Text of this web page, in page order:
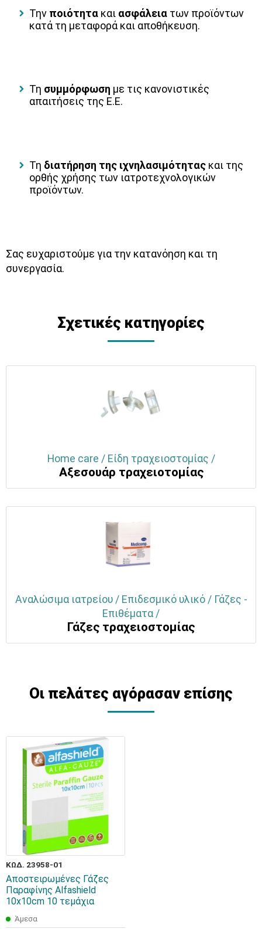
Την ποιότητα και ασφάλεια των προϊόντων
κατά τη μεταφορά και αποθήκευση.
Τη συμμόρφωση με τις κανονιστικές
απαιτήσεις της Ε.Ε.
Τη διατήρηση της ιχνηλασιμότητας και της
ορθής χρήσης των ιατροτεχνολογικών
προϊόντων.
Σας ευχαριστούμε για την κατανόηση και τη
συνεργασία.
Σχετικές κατηγορίες
Home care / Είδη τραχειοστομίας /
Αξεσουάρ τραχειοτομίας
Αναλώσιμα ιατρείου / Επιδεσμικό υλικό / Γάζες -
Επιθέματα /
Γάζες τραχειοστομίας
Οι πελάτες αγόρασαν επίσης
ΚΩΔ. 23958-01
Αποστειρωμένες Γάζες
Παραφίνης Alfashield
10x10cm 10 τεμάχια
Άμεσα